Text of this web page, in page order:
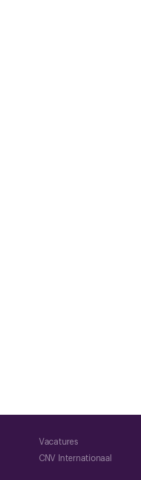
Vacatures
CNV Internationaal